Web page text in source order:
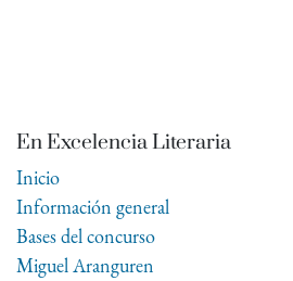
En Excelencia Literaria
Inicio
Información general
Bases del concurso
Miguel Aranguren